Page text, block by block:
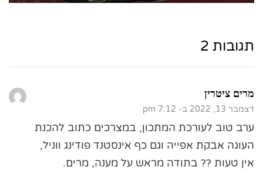
תגובות 2
מרים ציטרין
דצמבר 13, 2022 ב- 7:12 pm
ערב טוב לעורכת המתכון, במצרכים כתוב להכנת
העוגה אבקת אפייה וגם כף אינסטנד פודינג ווניל,
אין טעות ?? בתודה מראש על מענה, מרים.